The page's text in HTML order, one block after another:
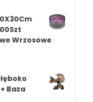
Wrzosowe
Baza